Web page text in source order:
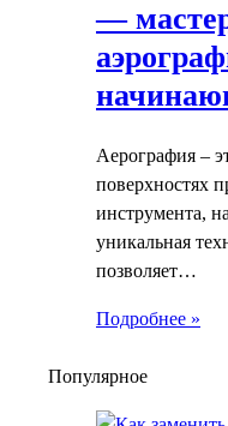
—
Аерография –
поверхностях
инструмента,
уникальная
позволяет…
Подробнее »
Популярное